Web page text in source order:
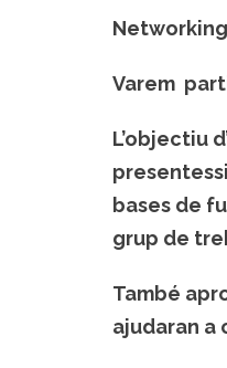
Varem
L’objectiu
bases de
grup de
També
ajudaran a